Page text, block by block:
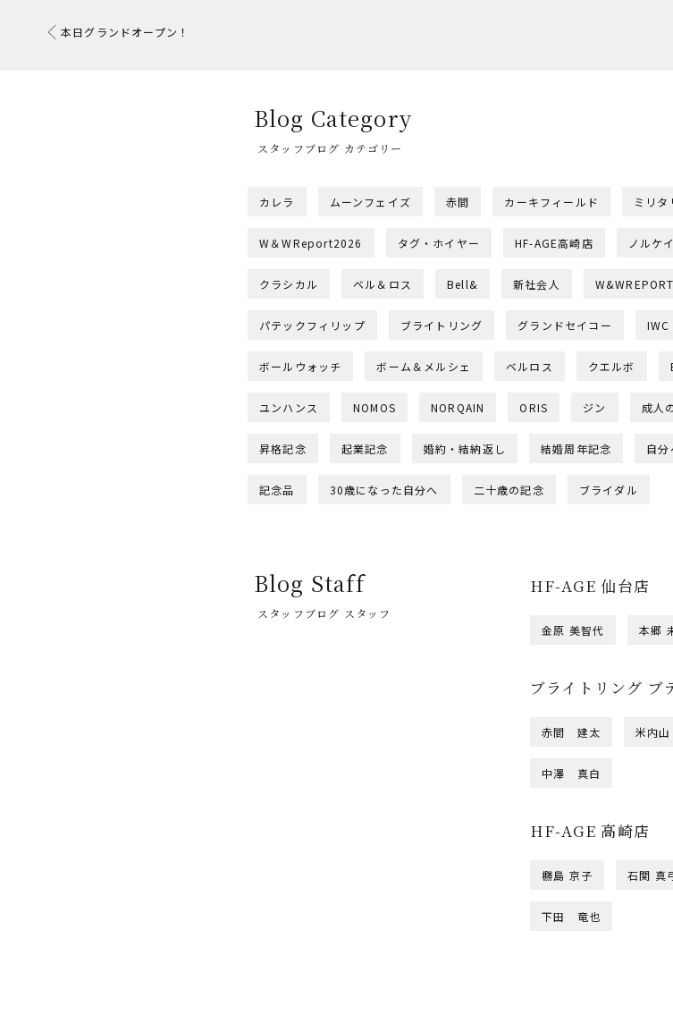
本日グランドオープン！
Blog Category
スタッフブログ カテゴリー
カレラ ムーンフェイズ 赤間 カーキフィールド ミリ
W＆WReport2026 タグ・ホイヤー HF-AGE高崎店 ノルケ
クラシカル ベル＆ロス Bell& 新社会人
パテックフィリップ ブライトリング グランドセイコー IWC
ボールウォッチ ボーム＆メルシェ ベルロス クエルボ
ユンハンス NOMOS NORQAIN ORIS ジン 成人
昇格記念 起業記念 婚約・結納返し 結婚周年記念 自分
記念品 30歳になった自分へ 二十歳の記念 ブライダル
Blog Staff
スタッフブログ スタッフ
HF-AGE 仙台店
金原 美智代 本郷
ブライトリング ブ
赤間 建太 米内
中澤 真白
HF-AGE 高崎店
橳島 京子 石関 真
下田 竜也